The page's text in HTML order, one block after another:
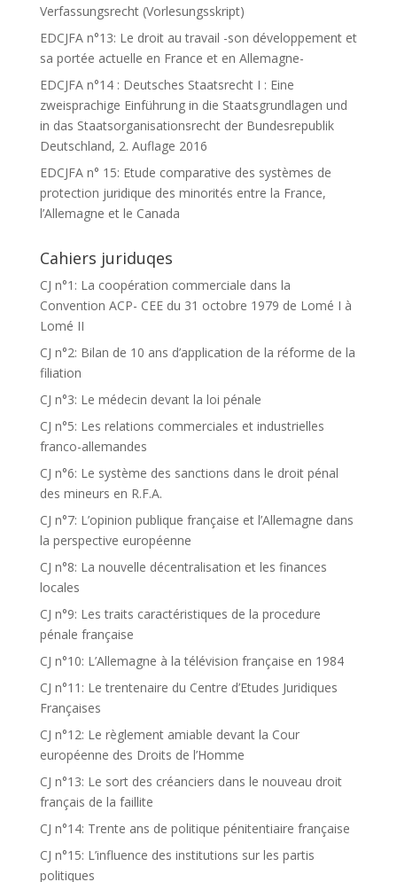
Verfassungsrecht (Vorlesungsskript)
EDCJFA n°13: Le droit au travail -son développement et
sa portée actuelle en France et en Allemagne-
EDCJFA n°14 : Deutsches Staatsrecht I : Eine
zweisprachige Einführung in die Staatsgrundlagen und
in das Staatsorganisationsrecht der Bundesrepublik
Deutschland, 2. Auflage 2016
EDCJFA n° 15: Etude comparative des systèmes de
protection juridique des minorités entre la France,
l’Allemagne et le Canada
Cahiers juriduqes
CJ n°1: La coopération commerciale dans la
Convention ACP- CEE du 31 octobre 1979 de Lomé I à
Lomé II
CJ n°2: Bilan de 10 ans d’application de la réforme de la
filiation
CJ n°3: Le médecin devant la loi pénale
CJ n°5: Les relations commerciales et industrielles
franco-allemandes
CJ n°6: Le système des sanctions dans le droit pénal
des mineurs en R.F.A.
CJ n°7: L’opinion publique française et l’Allemagne dans
la perspective européenne
CJ n°8: La nouvelle décentralisation et les finances
locales
CJ n°9: Les traits caractéristiques de la procedure
pénale française
CJ n°10: L’Allemagne à la télévision française en 1984
CJ n°11: Le trentenaire du Centre d’Etudes Juridiques
Françaises
CJ n°12: Le règlement amiable devant la Cour
européenne des Droits de l’Homme
CJ n°13: Le sort des créanciers dans le nouveau droit
français de la faillite
CJ n°14: Trente ans de politique pénitentiaire française
CJ n°15: L’influence des institutions sur les partis
politiques